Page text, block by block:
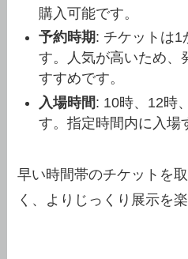
購入可能です。
予約時期: チケットは1
す。人気が高いため、
すすめです。
入場時間: 10時、12時
す。指定時間内に入場
早い時間帯のチケットを
く、よりじっくり展示を楽